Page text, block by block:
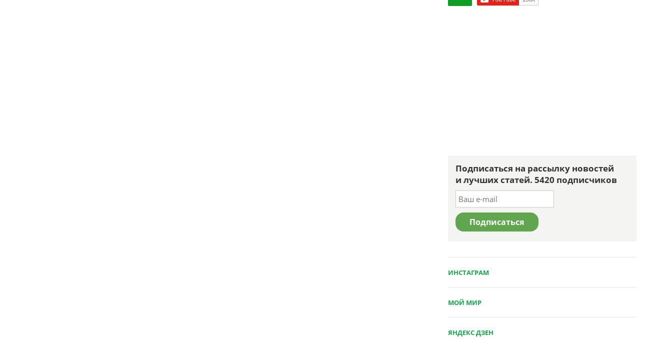
Подписаться на рассылку новостей
и лучших статей. 5420 подписчиков
ИНСТАГРАМ
МОЙ МИР
ЯНДЕКС ДЗЕН